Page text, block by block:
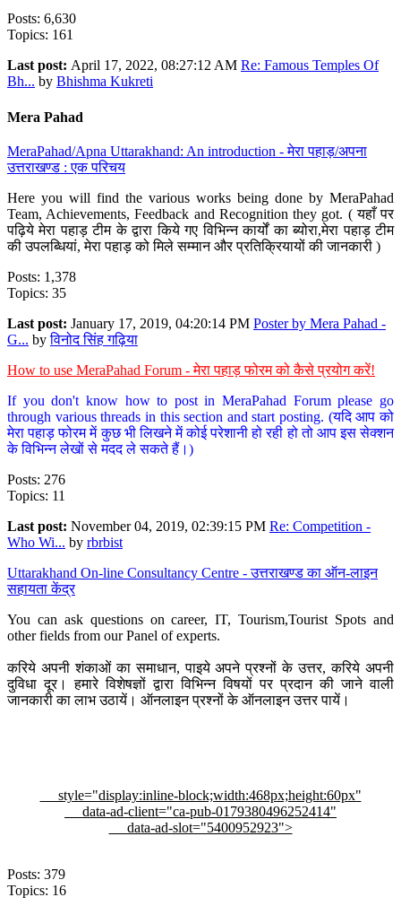
Posts: 6,630
Topics: 161
Last post: April 17, 2022, 08:27:12 AM Re: Famous Temples Of
Bh... by Bhishma Kukreti
Mera Pahad
MeraPahad/Apna Uttarakhand: An introduction - मेरा पहाड़/अपना
उत्तराखण्ड : एक परिचय
Here you will find the various works being done by MeraPahad
Team, Achievements, Feedback and Recognition they got. ( यहाँ पर
पढ़िये मेरा पहाड़ टीम के द्वारा किये गए विभिन्न कार्यों का ब्योरा,मेरा पहाड़ टीम
की उपलब्धियां, मेरा पहाड़ को मिले सम्मान और प्रतिक्रियायों की जानकारी )
Posts: 1,378
Topics: 35
Last post: January 17, 2019, 04:20:14 PM Poster by Mera Pahad -
G... byविनोद सिंह गढ़िया
How to use MeraPahad Forum - मेरा पहाड़ फोरम को कैसे प्रयोग करें!
If you don't know how to post in MeraPahad Forum please go
through various threads in this section and start posting. (यदि आप को
मेरा पहाड़ फोरम में कुछ भी लिखने में कोई परेशानी हो रही हो तो आप इस सेक्शन
के विभिन्न लेखों से मदद ले सकते हैं।)
Posts: 276
Topics: 11
Last post: November 04, 2019, 02:39:15 PM Re: Competition -
Who Wi... by rbrbist
Uttarakhand On-line Consultancy Centre - उत्तराखण्ड का ऑन-लाइन
सहायता केंद्र
You can ask questions on career, IT, Tourism,Tourist Spots and
other fields from our Panel of experts.
करिये अपनी शंकाओं का समाधान, पाइये अपने प्रश्नों के उत्तर, करिये अपनी
दुविधा दूर। हमारे विशेषज्ञों द्वारा विभिन्न विषयों पर प्रदान की जाने वाली
जानकारी का लाभ उठायें। ऑनलाइन प्रश्नों के ऑनलाइन उत्तर पायें।
style="display:inline-block;width:468px;height:60px"
data-ad-client="ca-pub-0179380496252414"
data-ad-slot="5400952923">
Posts: 379
Topics: 16